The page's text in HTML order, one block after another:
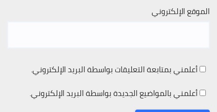
الموقع الإلكتروني
أعلمني بمتابعة التعليقات بواسطة البريد الإلكتروني.
أعلمني بالمواضيع الجديدة بواسطة البريد الإلكتروني.